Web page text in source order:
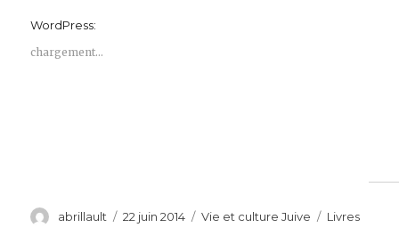
WordPress:
chargement…
Auteur
abrillault
Publié
22 juin 2014 Catégories
Vie et culture Juive Étiquettes
Livres